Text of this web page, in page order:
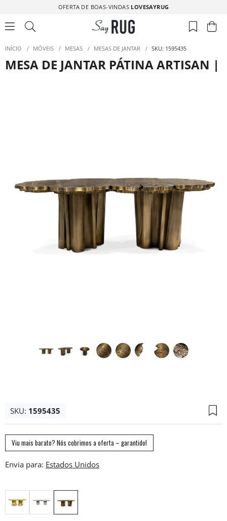
OFERTA DE BOAS-VINDAS LOVESAYRUG
INÍCIO / MÓVEIS / MESAS / MESAS DE JANTAR / SKU: 1595435
MESA DE JANTAR PÁTINA ARTISAN |
SKU: 1595435
Viu mais barato? Nós cobrimos a oferta – garantido!
Envia para: